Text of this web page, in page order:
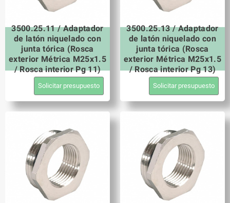
3500.25.11 / Adaptador
de latón niquelado con
junta tórica (Rosca
exterior Métrica M25x1.5
/ Rosca interior Pg 11)
Solicitar presupuesto
3500.25.13 / Adaptador
de latón niquelado con
junta tórica (Rosca
exterior Métrica M25x1.5
/ Rosca interior Pg 13)
Solicitar presupuesto